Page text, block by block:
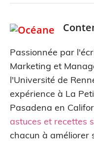
Passionnée par
Marketing et
l'Université de
expérience à La
Pasadena en
astuces et recettes
chacun à améliorer